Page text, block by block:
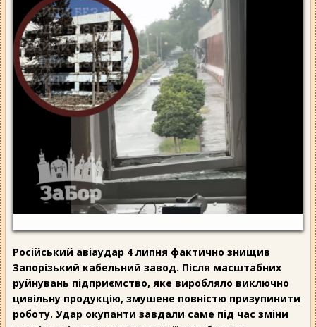
Російський авіаудар 4 липня фактично знищив
Запорізький кабельний завод. Після масштабних
руйнувань підприємство, яке виробляло виключно
цивільну продукцію, змушене повністю призупинити
роботу. Удар окупанти завдали саме під час зміни